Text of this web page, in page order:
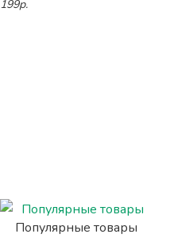
199р.
Популярные товары